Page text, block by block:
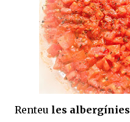
Renteu les albergínies